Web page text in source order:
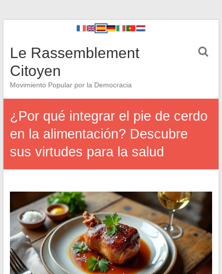
Le Rassemblement
Citoyen
Movimiento Popular por la Democracia
¿Por qué integrar el pie de cerdo
en la alimentación? Descubre
sus virtudes para la salud